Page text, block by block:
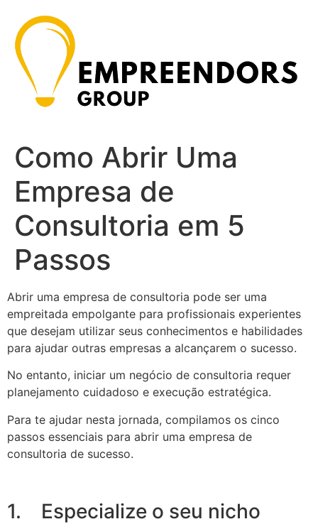
para
conteúdo
Como Abrir Uma
Empresa de
Consultoria em 5
Passos
Abrir uma empresa de consultoria pode ser uma
empreitada empolgante para profissionais experientes
que desejam utilizar seus conhecimentos e habilidades
para ajudar outras empresas a alcançarem o sucesso.
No entanto, iniciar um negócio de consultoria requer
planejamento cuidadoso e execução estratégica.
Para te ajudar nesta jornada, compilamos os cinco
passos essenciais para abrir uma empresa de
consultoria de sucesso.
1. Especialize o seu nicho